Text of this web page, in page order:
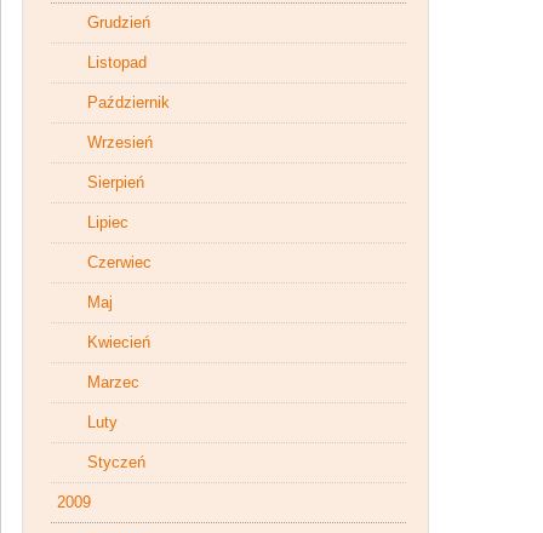
Grudzień
Listopad
Październik
Wrzesień
Sierpień
Lipiec
Czerwiec
Maj
Kwiecień
Marzec
Luty
Styczeń
2009